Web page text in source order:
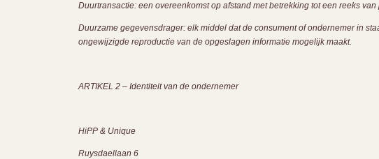
Duurtransactie: een overeenkomst op afstand met betrekking tot een reeks
Duurzame gegevensdrager: elk middel dat de consument of ondernemer in
ongewijzigde reproductie van de opgeslagen informatie mogelijk maakt.
ARTIKEL 2 – Identiteit van de ondernemer
HiPP & Unique
Ruysdaellaan 6